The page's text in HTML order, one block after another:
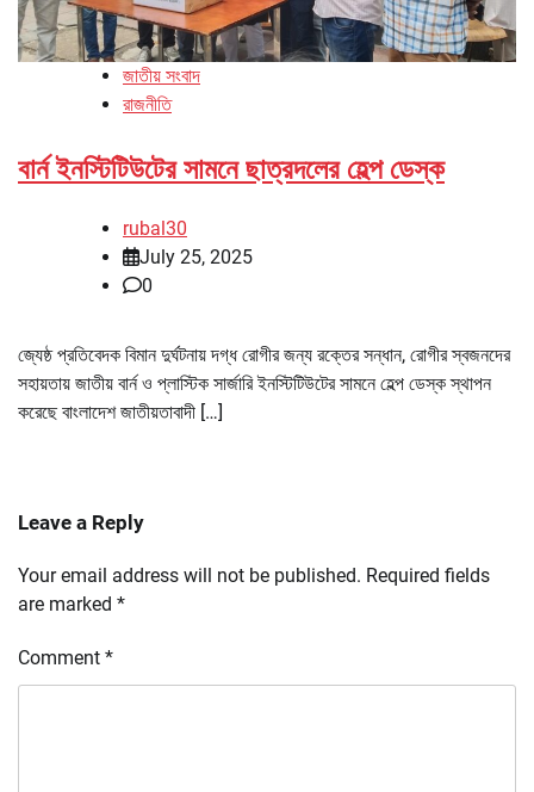
জাতীয় সংবাদ
রাজনীতি
বার্ন ইনস্টিটিউটের সামনে ছাত্রদলের হেল্প ডেস্ক
rubal30
July 25, 2025
0
জ্যেষ্ঠ প্রতিবেদক বিমান দুর্ঘটনায় দগ্ধ রোগীর জন্য রক্তের সন্ধান, রোগীর স্বজনদের
সহায়তায় জাতীয় বার্ন ও প্লাস্টিক সার্জারি ইনস্টিটিউটের সামনে হেল্প ডেস্ক স্থাপন
করেছে বাংলাদেশ জাতীয়তাবাদী […]
Leave a Reply
Your email address will not be published. Required fields
are marked *
Comment *